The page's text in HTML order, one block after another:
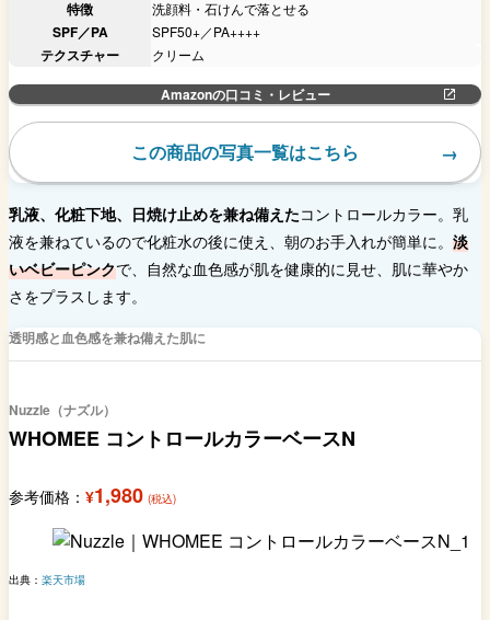
特徴 洗顔料・石けんで落とせる
SPF／PA SPF50+／PA++++
テクスチャー クリーム
Amazonの口コミ・レビュー
この商品の写真一覧はこちら
乳液、化粧下地、日焼け止めを兼ね備えたコントロールカラー。乳
液を兼ねているので化粧水の後に使え、朝のお手入れが簡単に。 淡
いベビーピンクで、自然な血色感が肌を健康的に見せ、肌に華やか
さをプラスします。
透明感と血色感を兼ね備えた肌に
Nuzzle（ナズル）
WHOMEE コントロールカラーベースN
参考価格： ¥1,980 (税込)
出典： 楽天市場